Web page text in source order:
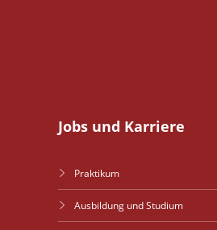
Jobs und Karriere
Praktikum
Ausbildung und Studium